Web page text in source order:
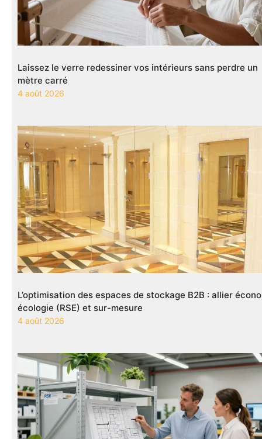
Laissez le verre redessiner vos intérieurs sans perdre un
mètre carré
4 août 2026
L’optimisation des espaces de stockage B2B : allier
écologie (RSE) et sur-mesure
4 août 2026